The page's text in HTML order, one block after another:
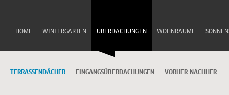
HOME WINTERGÄRTEN ÜBERDACHUNGEN WOHNRÄUME
TERRASSENDÄCHER EINGANGSÜBERDACHUNGEN VORHER-NACHHER